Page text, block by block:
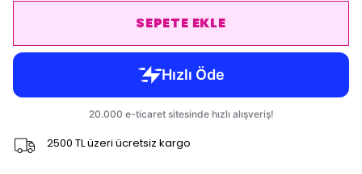
SEPETE EKLE
2500 TL üzeri ücretsiz kargo